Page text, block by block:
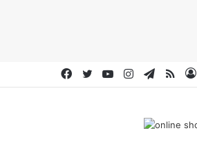
RSS
Telegram
Instagram
YouTube
Twitter
Facebook